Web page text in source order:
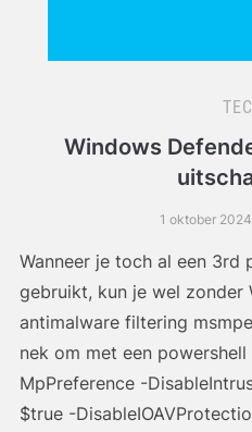
Windows
1 oktober 2024
Wanneer je toch al een 3rd
gebruikt, kun je wel zonder
antimalware filtering
nek om met een
MpPreference -
$true -